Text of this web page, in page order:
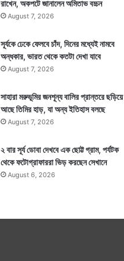
রাখেন, অকপটে জানালেন অমিতাভ বচ্চন
August 7, 2026
সূর্যকে ঢেকে ফেলবে চাঁদ, দিনের মধ্যেই নামবে
অন্ধকার, ভারত থেকে কতটা দেখা যাবে
August 7, 2026
সাহারা মরুভূমির জনশূন্য বালির প্রান্তরে ছড়িয়ে
আছে তিমির হাড়, যা অন্য ইতিহাস বলছে
August 7, 2026
২ বার সূর্য ডোবা দেখবে এক ছোট্ট গ্রাম, পর্যটক
থেকে ফটোগ্রাফাররা ভিড় করছেন সেখানে
August 6, 2026